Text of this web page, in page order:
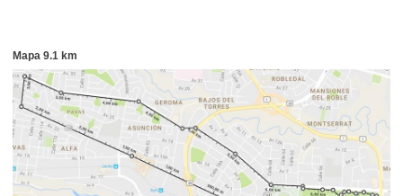
Mapa 9.1 km